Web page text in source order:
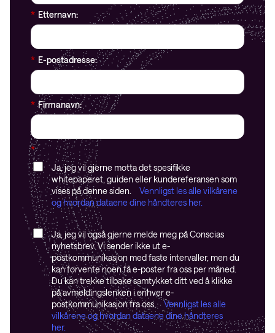
* Etternavn:
* E-postadresse:
* Firmanavn:
*
Ja, jeg vil gjerne motta det spesifikke
whitepaperet, guiden eller kundereferansen som
vises på denne siden.
Vennligst les alle vilkårene
og hvordan dataene dine håndteres her.
Ja, jeg vil også gjerne melde meg på Conscias
nyhetsbrev. Vi sender ikke ut e-
postkommunikasjon med faste intervaller, men du
kan forvente noen få e-poster fra oss per måned.
Du kan trekke tilbake samtykket ditt ved å klikke
på avmeldingslenken i enhver e-
postkommunikasjon fra oss. Vennligst les alle
vilkårene og hvordan dataene dine håndteres
her.